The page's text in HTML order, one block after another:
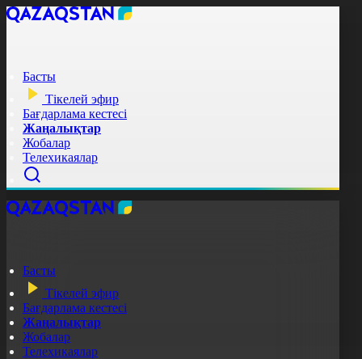
Басты
Тікелей эфир
Бағдарлама кестесі
Жаңалықтар
Жобалар
Телехикаялар
Басты
Тікелей эфир
Бағдарлама кестесі
Жаңалықтар
Жобалар
Телехикаялар